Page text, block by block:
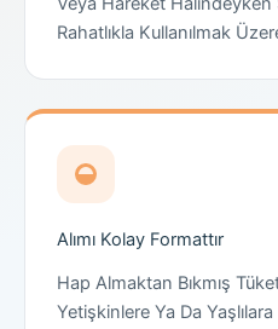
Rahatlıkla Kullanılmak
Alımı Kolay Formattır
Hap Almaktan Bıkmış
Yetişkinlere Ya Da